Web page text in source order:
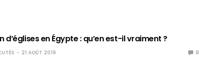
en Égypte : qu’en est-il vraiment ?
21 AOÛT 2019 0